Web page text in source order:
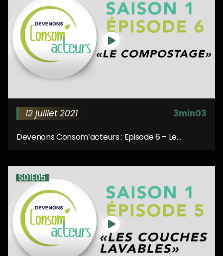
12 juillet 2021 3min03
Devenons Consom’acteurs : Episode 6 – Le
S01E05